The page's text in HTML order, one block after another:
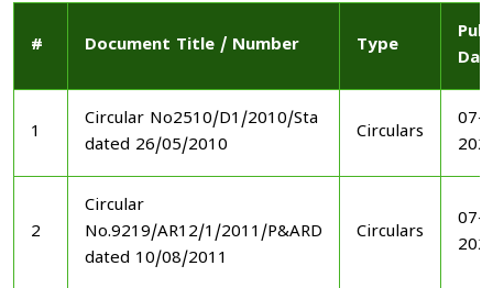
# Document Title / Number Type
1
Circular No2510/D1/2010/Sta
dated 26/05/2010
Circulars
07-
2
Circular
No.9219/AR12/1/2011/P&ARD
dated 10/08/2011
Circulars
07-